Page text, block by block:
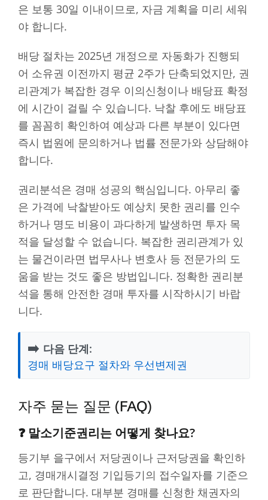
은 보통 30일 이내이므로, 자금 계획을 미리 세워
야 합니다.
배당 절차는 2025년 개정으로 자동화가 진행되
어 소유권 이전까지 평균 2주가 단축되었지만, 권
리관계가 복잡한 경우 이의신청이나 배당표 확정
에 시간이 걸릴 수 있습니다. 낙찰 후에도 배당표
를 꼼꼼히 확인하여 예상과 다른 부분이 있다면
즉시 법원에 문의하거나 법률 전문가와 상담해야
합니다.
권리분석은 경매 성공의 핵심입니다. 아무리 좋
은 가격에 낙찰받아도 예상치 못한 권리를 인수
하거나 명도 비용이 과다하게 발생하면 투자 목
적을 달성할 수 없습니다. 복잡한 권리관계가 있
는 물건이라면 법무사나 변호사 등 전문가의 도
움을 받는 것도 좋은 방법입니다. 정확한 권리분
석을 통해 안전한 경매 투자를 시작하시기 바랍
니다.
➡️ 다음 단계:
경매 배당요구 절차와 우선변제권
자주 묻는 질문 (FAQ)
❓ 말소기준권리는 어떻게 찾나요?
등기부 을구에서 저당권이나 근저당권을 확인하
고, 경매개시결정 기입등기의 접수일자를 기준으
로 판단합니다. 대부분 경매를 신청한 채권자의